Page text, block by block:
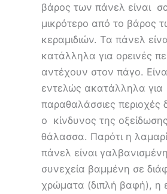
βάρος των πάνελ είναι
μικρότερο από το βάρος
κεραμιδιών. Τα πάνελ
κατάλληλα για ορεινές
αντέχουν στον πάγο.
εντελώς ακατάλληλα για
παραθαλάσσιες περιοχές
ο κίνδυνος της
θάλασσα. Παρότι η
πάνελ είναι
συνεχεία βαμμένη σε
χρώματα (διπλή βαφή), η